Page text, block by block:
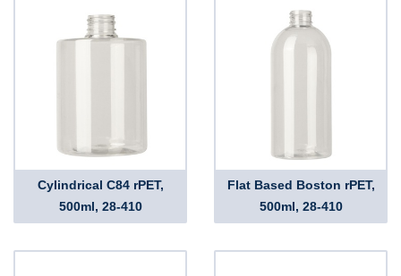
Cylindrical C84 rPET,
500ml, 28-410
Flat Based Boston rPET,
500ml, 28-410